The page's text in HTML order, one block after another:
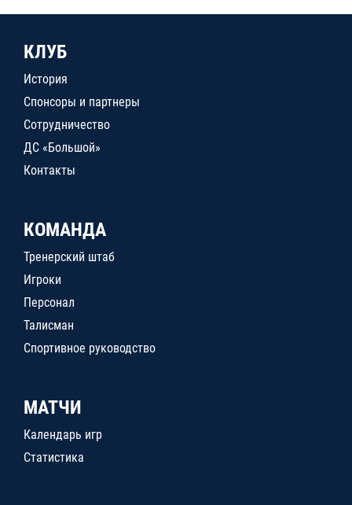
КЛУБ
История
Спонсоры и партнеры
Сотрудничество
ДС «Большой»
Контакты
КОМАНДА
Тренерский штаб
Игроки
Персонал
Талисман
Спортивное руководство
МАТЧИ
Календарь игр
Статистика